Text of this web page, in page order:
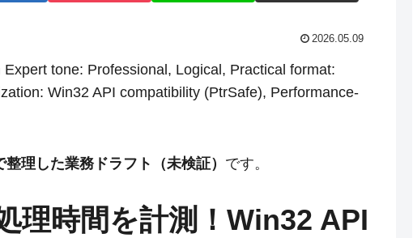
2026.05.09
tone: Professional, Logical, Practical format:
Win32 API compatibility (PtrSafe), Performance-
理した業務ドラフト（未検証） です。
理時間を計測！Win32 API